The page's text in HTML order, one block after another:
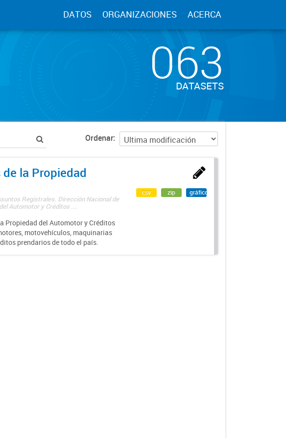
DATOS ORGANIZACIONES ACERCA
063
DATASETS
Ordenar
la Propiedad
Registrales. Dirección Nacional de
Automotor y Créditos ...
Propiedad del Automotor y Créditos
motovehículos, maquinarias
prendarios de todo el país.
csv zip gráfico